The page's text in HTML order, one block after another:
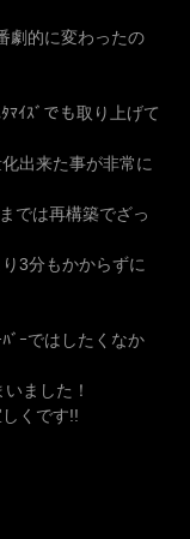
劇的に変わったの
ﾏｲｽﾞでも取り上げて
化出来た事が非常に
では再構築でざっ
3分もかからずに
ﾞｰではしたくなか
ました！
くです!!